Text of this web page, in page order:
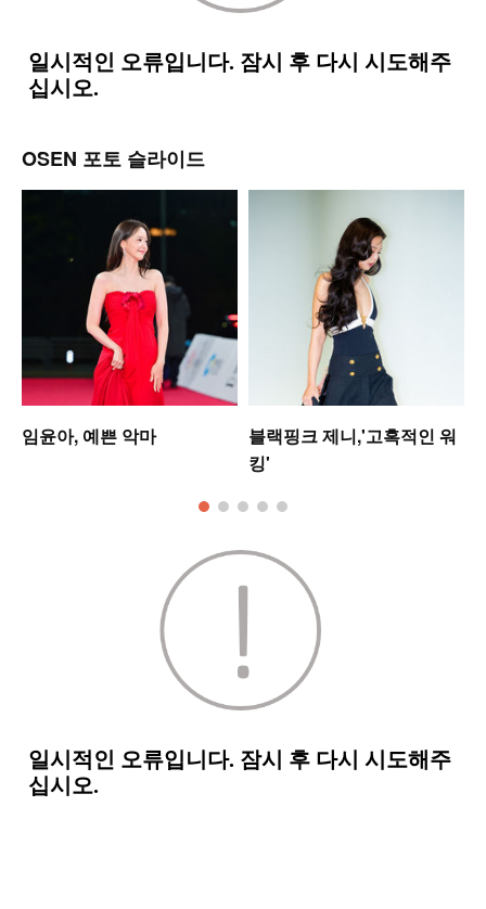
OSEN 포토 슬라이드
임윤아, 예쁜 악마
블랙핑크 제니,'고혹적인 워
킹'